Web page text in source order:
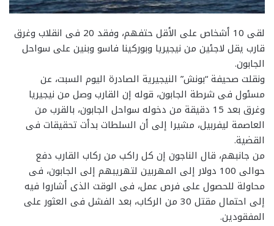
لقى 10 أشخاص على الأقل حتفهم، وفقد 20 فى انقلاب وغرق
قارب يقل لاجئين من نيجيريا وبوركينا فاسو وبنين على سواحل
الجابون.
ونقلت صحيفة “بونش” النيجيرية الصادرة اليوم السبت، عن
مسئول فى شرطة الجابون، قوله إن القارب وصل من نيجيريا
وغرق بعد 15 دقيقة من دخوله سواحل الجابون، بالقرب من
العاصمة ليفربيل، مشيرا إلى أن السلطات بدأت تحقيقات فى
القضية.
من جانبهم، قال الناجون إن كل راكب من ركاب القارب دفع
حوالى 100 دولار إلى المهربين لتهريبهم إلى الجابون، فى
محاولة للحصول على فرص عمل، فى الوقت الذى أشاروا فيه
إلى احتمال مقتل 30 من الركاب، بعد الفشل فى العثور على
المفقودين.